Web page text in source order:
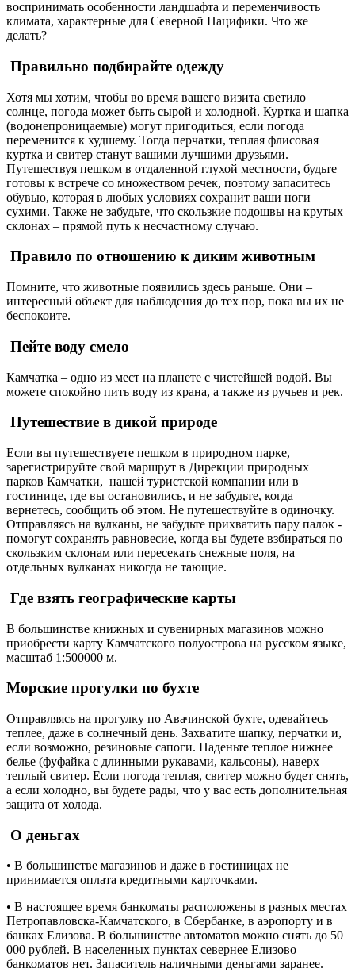
воспринимать особенности ландшафта и переменчивость
климата, характерные для Северной Пацифики. Что же
делать?
Правильно подбирайте одежду
Хотя мы хотим, чтобы во время вашего визита светило
солнце, погода может быть сырой и холодной. Куртка и шапка
(водонепроницаемые) могут пригодиться, если погода
переменится к худшему. Тогда перчатки, теплая флисовая
куртка и свитер станут вашими лучшими друзьями.
Путешествуя пешком в отдаленной глухой местности, будьте
готовы к встрече со множеством речек, поэтому запаситесь
обувью, которая в любых условиях сохранит ваши ноги
сухими. Также не забудьте, что скользкие подошвы на крутых
склонах – прямой путь к несчастному случаю.
Правило по отношению к диким животным
Помните, что животные появились здесь раньше. Они –
интересный объект для наблюдения до тех пор, пока вы их не
беспокоите.
Пейте воду смело
Камчатка – одно из мест на планете с чистейшей водой. Вы
можете спокойно пить воду из крана, а также из ручьев и рек.
Путешествие в дикой природе
Если вы путешествуете пешком в природном парке,
зарегистрируйте свой маршрут в Дирекции природных
парков Камчатки, нашей туристской компании или в
гостинице, где вы остановились, и не забудьте, когда
вернетесь, сообщить об этом. Не путешествуйте в одиночку.
Отправляясь на вулканы, не забудьте прихватить пару палок -
помогут сохранять равновесие, когда вы будете взбираться по
скользким склонам или пересекать снежные поля, на
отдельных вулканах никогда не тающие.
Где взять географические карты
В большинстве книжных и сувенирных магазинов можно
приобрести карту Камчатского полуострова на русском языке,
масштаб 1:500000 м.
Морские прогулки по бухте
Отправляясь на прогулку по Авачинской бухте, одевайтесь
теплее, даже в солнечный день. Захватите шапку, перчатки и,
если возможно, резиновые сапоги. Наденьте теплое нижнее
белье (фуфайка с длинными рукавами, кальсоны), наверх –
теплый свитер. Если погода теплая, свитер можно будет снять,
а если холодно, вы будете рады, что у вас есть дополнительная
защита от холода.
О деньгах
• В большинстве магазинов и даже в гостиницах не
принимается оплата кредитными карточками.
• В настоящее время банкоматы расположены в разных местах
Петропавловска-Камчатского, в Сбербанке, в аэропорту и в
банках Елизова. В большинстве автоматов можно снять до 50
000 рублей. В населенных пунктах севернее Елизово
банкоматов нет. Запаситель наличными деньгами заранее.